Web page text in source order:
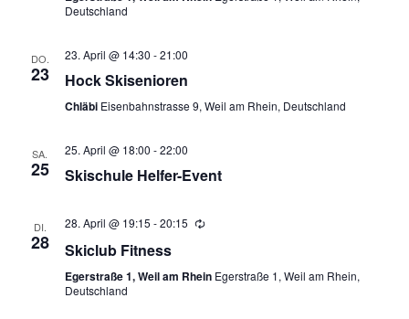
Deutschland
DO.
23
23. April @ 14:30 -21:00
Hock Skisenioren
Chläbi Eisenbahnstrasse 9, Weil am Rhein, Deutschland
SA.
25
25. April @ 18:00 -22:00
Skischule Helfer-Event
DI.
28
28. April @ 19:15 -20:15 Wiederholung
Skiclub Fitness
Egerstraße 1, Weil am Rhein Egerstraße 1, Weil am Rhein,
Deutschland